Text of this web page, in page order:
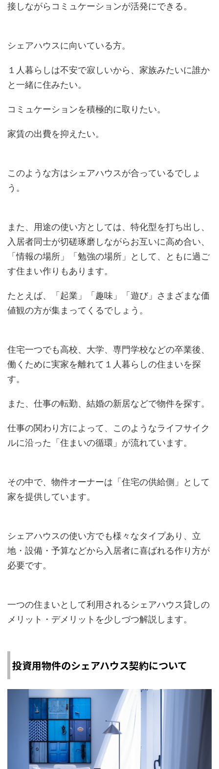
接しながらコミュケーションが活発にできる。
シェアハウスに向いている方。
１人暮らしは不安で寂しいから、家族みたいに誰か
と一緒に住みたい。
コミュケーションを積極的に取りたい。
家賃の出費を抑えたい。
このような方はシェアハウスが合っているでしょ
う。
また、用途の使い方としては、特化型を打ち出し、
入居者同士が切磋琢磨しながらお互いに高め合い、
「情報の場所」「勉強の場所」として、ともに過ご
す住まい作りもあります。
たとえば、「起業」「趣味」「遊び」さまざまな価
値観の方が集まってくるでしょう。
住宅一つでも高校、大学、専門学校などの卒業後、
働くために実家を離れて１人暮らしの住まいを探
す。
また、仕事の転勤、結婚の新居などで物件を探す。
仕事の関わり方によって、このようなライフサイク
ルに沿った「住まいの循環」が流れています。
その中で、物件オーナーは「住宅の供給側」として
家を提供しています。
シェアハウスの使い方でも様々なタイプあり、立
地・設備・予算などから入居者に喜ばれる作り方が
必要です。
一つの住まいとして利用されるシェアハウス貸しの
メリット・デメリットを少しづつ解説します。
投資用物件のシェアハウス契約について